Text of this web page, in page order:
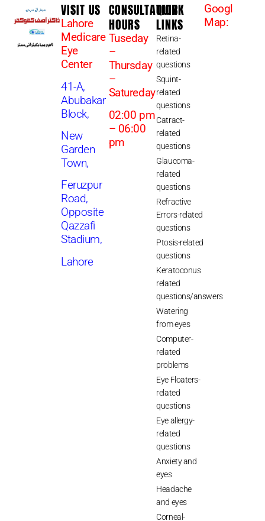
VISIT US
Lahore
Medicare
Eye
Center
41-A,
Abubakar
Block,
New
Garden
Town,
Feruzpur
Road,
Opposite
Qazzafi
Stadium,
Lahore
CONSULTATION
HOURS
Tuseday
–
Thursday
–
Satureday
02:00 pm
– 06:00
pm
QUICK
LINKS
Retina-
related
questions
Squint-
related
questions
Catract-
related
questions
Glaucoma-
related
questions
Refractive
Errors-related
questions
Ptosis-related
questions
Keratoconus
related
questions/answers
Watering
from eyes
Computer-
related
problems
Eye Floaters-
related
questions
Eye allergy-
related
questions
Anxiety and
eyes
Headache
and eyes
Corneal-
Googl
Map: